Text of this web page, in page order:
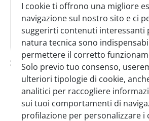
I cookie ti offrono una migliore
navigazione sul nostro sito e ci
suggerirti contenuti interessanti
natura tecnica sono
permettere il corretto
Solo previo tuo consenso,
ulteriori tipologie di cookie,
analitici per raccogliere
sui tuoi comportamenti di
profilazione per personalizzare i
sánchez romate hnos
mendoza solera gran
SINGOLO
1 Pezzo
CARTONE
6 Pezzi